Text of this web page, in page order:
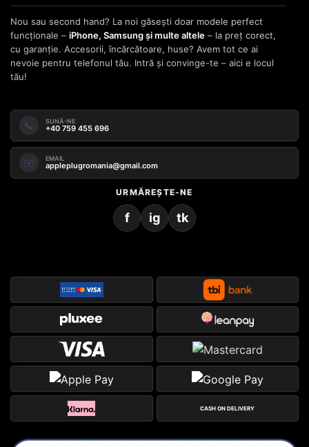
Nou sau second hand? La noi găsești doar modele perfect
funcționale – iPhone, Samsung și multe altele – la preț corect,
cu garanție. Accesorii, încărcătoare, huse? Avem tot ce ai
nevoie pentru telefonul tău. Intră și convinge-te – aici e locul
tău!
📞 SUNĂ-NE
+40 759 455 696
✉️ EMAIL
appleplugromania@gmail.com
URMĂREȘTE-NE
f ig tk
CASH ON DELIVERY